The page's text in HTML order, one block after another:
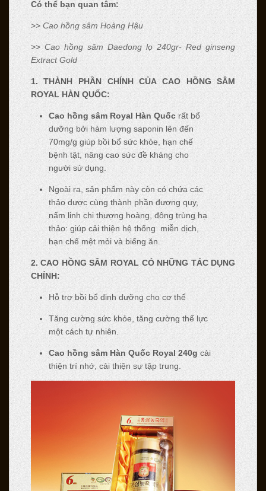
Có thể bạn quan tâm:
>> Cao hồng sâm Hoàng Hậu
>>Cao hồng sâm Daedong lọ 240gr- Red ginseng
Extract Gold
1. THÀNH PHẦN CHÍNH CỦA CAO HỒNG SÂM
ROYAL HÀN QUỐC:
Cao hồng sâm Royal Hàn Quốcrất bổ
dưỡng bởi hàm lượng saponin lên đến
70mg/g giúp bồi bổ sức khỏe, hạn chế
bệnh tật, nâng cao sức đề kháng cho
người sử dụng.
Ngoài ra, sản phẩm này còn có chứa các
thảo dược cùng thành phần đương quy,
nấm linh chi thượng hoàng, đông trùng hạ
thảo: giúp cải thiện hệ thống miễn dịch,
hạn chế mệt mỏi và biếng ăn.
2. CAO HỒNG SÂM ROYAL CÓNHỮNG TÁC DỤNG
CHÍNH:
Hỗ trợ bồi bổ dinh dưỡng cho cơ thể
Tăng cường sức khỏe, tăng cường thể lực
một cách tự nhiên.
Cao hồng sâm Hàn Quốc Royal 240g cải
thiện trí nhớ, cải thiện sự tập trung.